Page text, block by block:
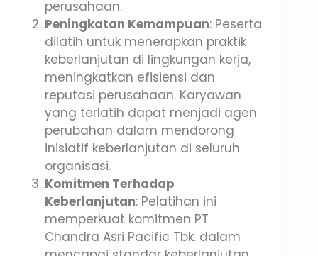
perusahaan.
Peningkatan Kemampuan: Peserta
dilatih untuk menerapkan praktik
keberlanjutan di lingkungan kerja,
meningkatkan efisiensi dan
reputasi perusahaan. Karyawan
yang terlatih dapat menjadi agen
perubahan dalam mendorong
inisiatif keberlanjutan di seluruh
organisasi.
Komitmen Terhadap
Keberlanjutan: Pelatihan ini
memperkuat komitmen PT
Chandra Asri Pacific Tbk. dalam